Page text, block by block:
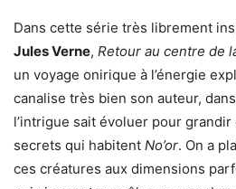
Dans cette série très librement
Jules Verne, Retour au centre de
un voyage onirique à l’énergie
canalise très bien son auteur,
l’intrigue sait évoluer pour
secrets qui habitent No’or. On a
ces créatures aux dimensions